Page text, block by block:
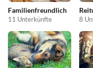
Familienfreundlich
11 Unterkünfte 8